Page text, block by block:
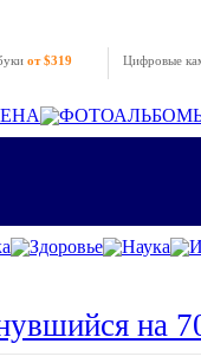
от $319 Цифровые
Здоровье Наука
на